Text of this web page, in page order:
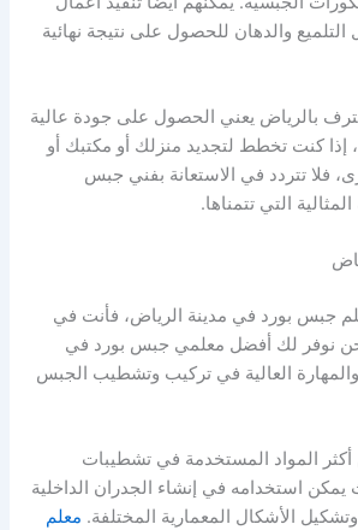
والدهان للحصول على نتيجة نهائية
بالرياض يعني الحصول على جودة عالية
إذا كنت تخطط لتجديد منزلك أو مكتبك أو
فلا تتردد في الاستعانة بفني جبس
التي تتمناها.
جبس بورد في مدينة الرياض، فأنت في
نوفر لك أفضل معلمي جبس بورد في
العالية في تركيب وتشطيب الجبس
أكثر المواد المستخدمة في تشطيبات
يمكن استخدامه في إنشاء الجدران الداخلية
الأشكال المعمارية المختلفة. معلم